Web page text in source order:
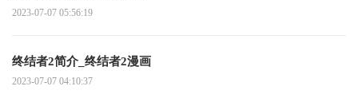
2023-07-07 05:56:19
终结者2简介_终结者2漫画
2023-07-07 04:10:37